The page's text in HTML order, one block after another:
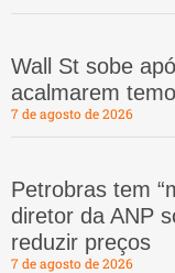
Wall St sobe
acalmarem
7 de agosto de 2026
Petrobras tem
diretor da ANP
reduzir preços
7 de agosto de 2026